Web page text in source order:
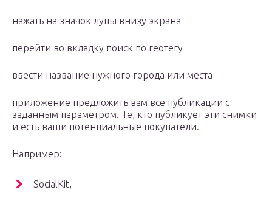
нажать на значок лупы внизу экрана
перейти во вкладку поиск по геотегу
ввести название нужного города или места
приложение предложить вам все публикации с
заданным параметром. Те, кто публикует эти снимки
и есть ваши потенциальные покупатели.
Например:
SocialKit,